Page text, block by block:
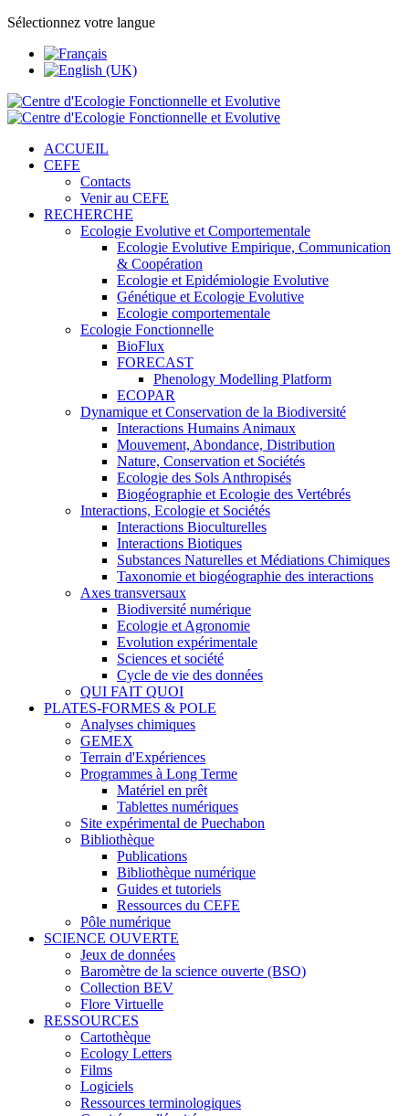
Sélectionnez votre langue
ACCUEIL
CEFE
Contacts
Venir au CEFE
RECHERCHE
Ecologie Evolutive et Comportementale
Ecologie Evolutive Empirique, Communication
& Coopération
Ecologie et Epidémiologie Evolutive
Génétique et Ecologie Evolutive
Ecologie comportementale
Ecologie Fonctionnelle
BioFlux
FORECAST
Phenology Modelling Platform
ECOPAR
Dynamique et Conservation de la Biodiversité
Interactions Humains Animaux
Mouvement, Abondance, Distribution
Nature, Conservation et Sociétés
Ecologie des Sols Anthropisés
Biogéographie et Ecologie des Vertébrés
Interactions, Ecologie et Sociétés
Interactions Bioculturelles
Interactions Biotiques
Substances Naturelles et Médiations Chimiques
Taxonomie et biogéographie des interactions
Axes transversaux
Biodiversité numérique
Ecologie et Agronomie
Evolution expérimentale
Sciences et société
Cycle de vie des données
QUI FAIT QUOI
PLATES-FORMES & POLE
Analyses chimiques
GEMEX
Terrain d'Expériences
Programmes à Long Terme
Matériel en prêt
Tablettes numériques
Site expérimental de Puechabon
Bibliothèque
Publications
Bibliothèque numérique
Guides et tutoriels
Ressources du CEFE
Pôle numérique
SCIENCE OUVERTE
Jeux de données
Baromètre de la science ouverte (BSO)
Collection BEV
Flore Virtuelle
RESSOURCES
Cartothèque
Ecology Letters
Films
Logiciels
Ressources terminologiques